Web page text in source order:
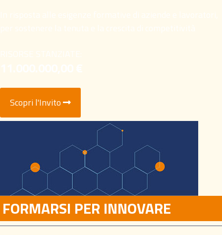
Scopri l'Invito
FORMARSI PER INNOVARE